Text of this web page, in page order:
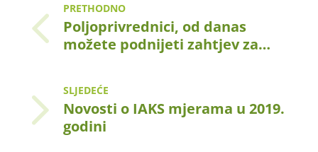
PRETHODNO
Poljoprivrednici, od danas
možete podnijeti zahtjev za…
SLJEDEĆE
Novosti o IAKS mjerama u 2019.
godini